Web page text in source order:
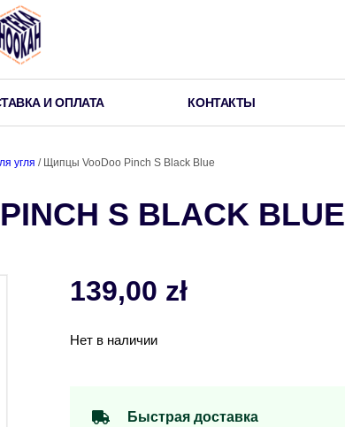
И ОПЛАТА КОНТАКТЫ
угля / Щипцы VooDoo Pinch S Black Blue
S BLACK BLUE
139,00 zł
Нет в наличии
Быстрая доставка